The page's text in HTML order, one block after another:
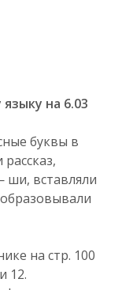
на 6.03
буквы в
ши, вставляли
на стр. 100
12.